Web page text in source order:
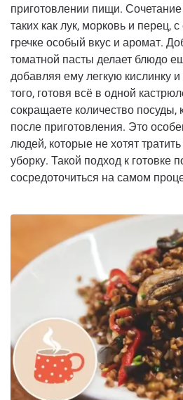
приготовлении пищи.
таких как лук, морковь и перец,
гречке особый вкус и аромат.
томатной пасты делает блюдо
добавляя ему легкую кислинку
того, готовя всё в одной
сокращаете количество
после приготовления. Это
людей, которые не хотят
уборку. Такой подход к готовке
сосредоточиться на самом